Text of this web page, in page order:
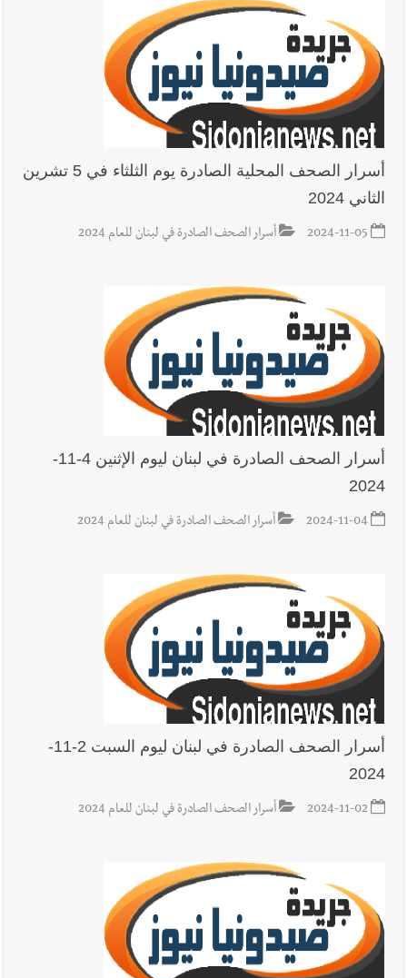
أسرار الصحف المحلية الصادرة يوم الثلثاء في 5 تشرين
الثاني 2024
2024-11-05 أسرار الصحف الصادرة في لبنان للعام 2024
أسرار الصحف الصادرة في لبنان ليوم الإثنين 4-11-
2024
2024-11-04 أسرار الصحف الصادرة في لبنان للعام 2024
أسرار الصحف الصادرة في لبنان ليوم السبت 2-11-
2024
2024-11-02 أسرار الصحف الصادرة في لبنان للعام 2024